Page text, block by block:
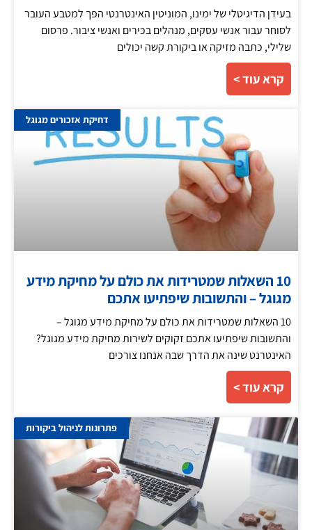
בעידן הדיגיטלי של ימינו, המוניטין האינטרנטי הפך למטבע העובר
לסוחר עבור אנשי עסקים, מנהלים בכירים ואנשי ציבור. פרסום
שלילי, כתבה מזיקה או ביקורת קשה יכולים
קרא עוד >
דחיקת אזכורים מגוגל
10 השאלות שמטרידות את כולם על מחיקת מידע
מגוגל – והתשובות שיפתיעו אתכם
10 השאלות שמטרידות את כולם על מחיקת מידע מגוגל –
והתשובות שיפתיעו אתכם זקוקים לשירות מחיקת מידע מגוגל?
האינטרנט שינה את הדרך שבה אנחנו צורכים
קרא עוד >
פתרונות לניהול ביקורות